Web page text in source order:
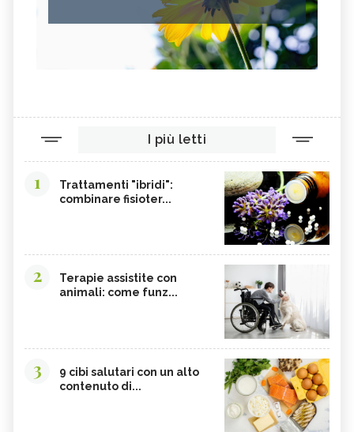
I più letti
1
Trattamenti "ibridi":
combinare fisioter...
2
Terapie assistite con
animali: come funz...
3
9 cibi salutari con un alto
contenuto di...